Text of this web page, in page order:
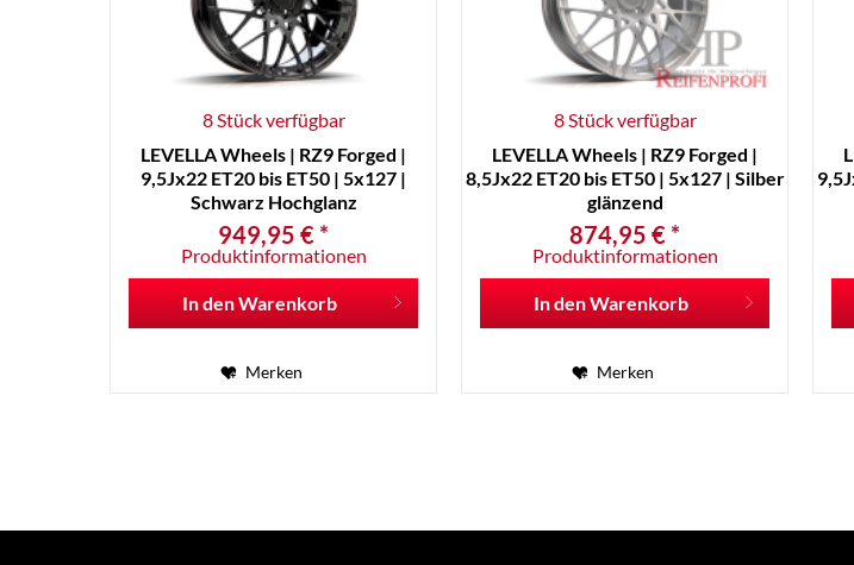
8 Stück verfügbar
LEVELLA Wheels | RZ9 Forged |
9,5Jx22 ET20 bis ET50 | 5x127 |
Schwarz Hochglanz
949,95 € *
Produktinformationen
In denWarenkorb
Merken
8 Stück verfügbar
LEVELLA Wheels | RZ9 Forged |
8,5Jx22 ET20 bis ET50 | 5x127 | Silber
glänzend
874,95 € *
Produktinformationen
In denWarenkorb
Merken